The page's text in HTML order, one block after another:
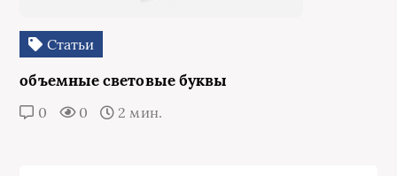
Статьи
объемные световые буквы
0 0 2 мин.